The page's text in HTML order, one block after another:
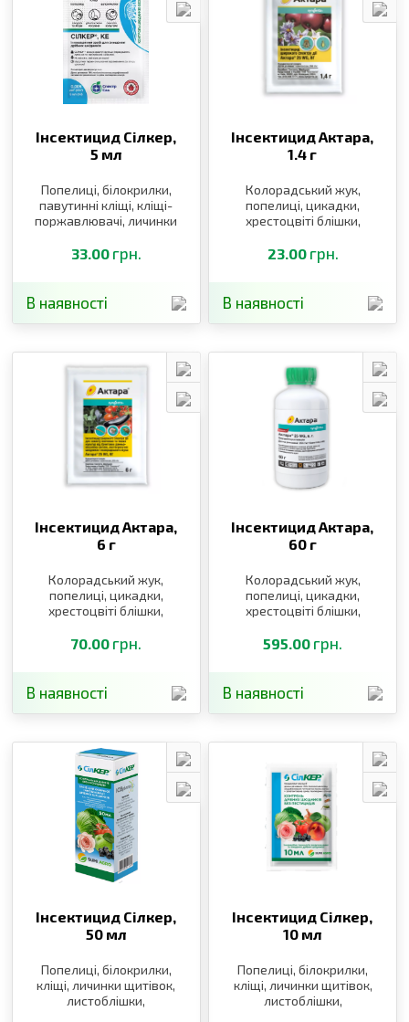
Інсектицид Сілкер,
5 мл
Попелиці, білокрилки,
павутинні кліщі, кліщі-
поржавлювачі, личинки
тютюновий трипс
33.00 грн.
В наявності
Інсектицид Актара,
1.4 г
Колорадський жук,
попелиці, цикадки,
хрестоцвіті блішки,
довгоносики
23.00 грн.
В наявності
Інсектицид Актара,
6 г
Колорадський жук,
попелиці, цикадки,
хрестоцвіті блішки,
довгоносики
70.00 грн.
В наявності
Інсектицид Актара,
60 г
Колорадський жук,
попелиці, цикадки,
хрестоцвіті блішки,
довгоносики
595.00 грн.
В наявності
Інсектицид Сілкер,
50 мл
Попелиці, білокрилки,
кліщі, личинки щитівок,
листоблішки,
Інсектицид Сілкер,
10 мл
Попелиці, білокрилки,
кліщі, личинки щитівок,
листоблішки,